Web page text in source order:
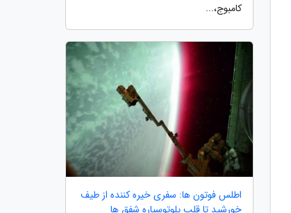
کامبوج،...
اطلس فوتون ها: سفری خیره کننده از طیف
خورشید تا قلب پلوتوسیاره شفق ها